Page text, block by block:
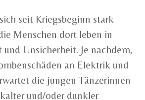
seit Kriegsbeginn stark
Menschen dort leben in
Unsicherheit. Je nachdem,
an Elektrik und
die jungen Tänzerinnen
und/oder dunkler